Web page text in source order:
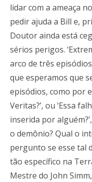
lidar com a ameaça
pedir ajuda a Bill e,
Doutor ainda está
sérios perigos.
arco de três
que esperamos que
episódios, como por
Veritas?’, ou ‘Essa
inserida por
o demônio? Qual o
pergunto se esse tal
tão específico na
Mestre do John